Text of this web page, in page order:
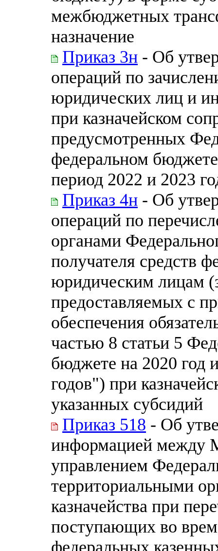
межбюджетных
назначение
Приказ 3н - Об
операций по
юридических лиц и
при казначейском
предусмотренных
федеральном
период 2022 и 2023
Приказ 4н - Об
операций по
органами
получателя средств
юридическим лицам
предоставляемых с
обеспечения
частью 8 статьи 5
бюджете на 2020 год
годов") при
указанных субсидий
Приказ 518 - Об
информацией между
управлением
территориальными
казначейства при
поступающих во
федеральных